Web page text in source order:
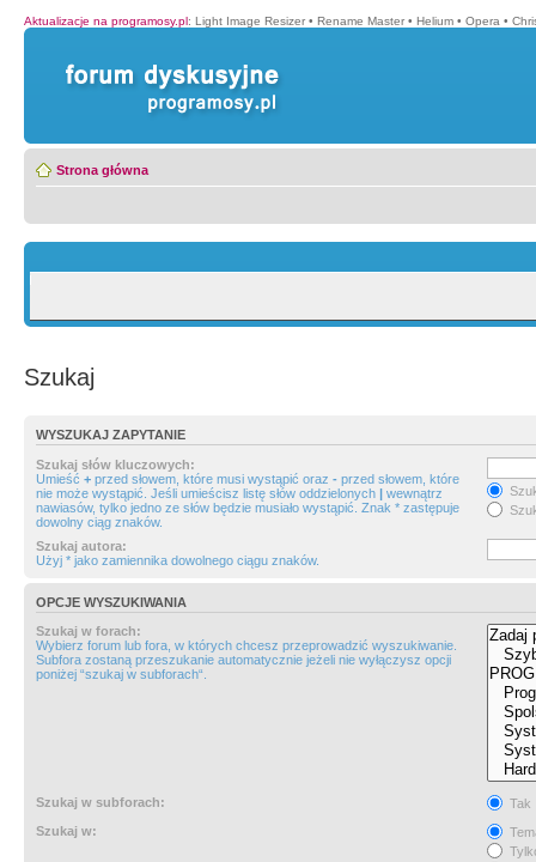
Aktualizacje na programosy.pl: Light Image Resizer • Rename Master • Helium • Opera •
Strona główna
Szukaj
WYSZUKAJ ZAPYTANIE
Szukaj słów kluczowych:
Umieść + przed słowem, które musi wystąpić oraz - przed słowem, które
nie może wystąpić. Jeśli umieścisz listę słów oddzielonych | wewnątrz
nawiasów, tylko jedno ze słów będzie musiało wystąpić. Znak * zastępuje
dowolny ciąg znaków.
Szukaj autora:
Użyj * jako zamiennika dowolnego ciągu znaków.
OPCJE WYSZUKIWANIA
Szukaj w forach:
Wybierz forum lub fora, w których chcesz przeprowadzić wyszukiwanie.
Subfora zostaną przeszukanie automatycznie jeżeli nie wyłączysz opcji
poniżej “szukaj w subforach“.
Szukaj w subforach:
Tak
Szukaj w: